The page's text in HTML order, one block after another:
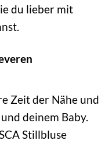
du lieber mit
Zeit der Nähe und
deinem Baby.
Stillbluse